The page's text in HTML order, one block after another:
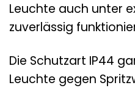
Leuchte auch unter
zuverlässig
Die Schutzart IP44
Leuchte gegen